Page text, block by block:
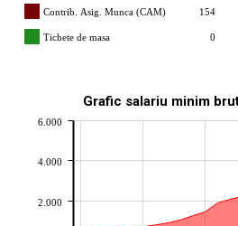
Contrib. Asig. Munca (CAM) 154
Tichete de masa 0
Grafic salariu minim
2.000
4.000
6.000